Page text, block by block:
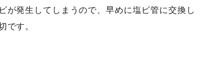
が発生してしまうので、早めに塩ビ管に交換し
です。